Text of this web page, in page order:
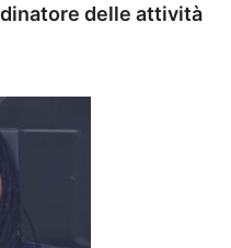
delle attività